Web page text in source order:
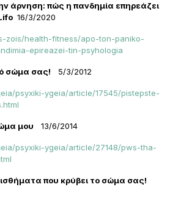
άρνηση: πώς η πανδημία επηρεάζει
16/3/2020
zois/health-fitness/apo-ton-paniko-
epireazei-tin-psyhologia
σώμα σας! 5/3/2012
psyxiki-ygeia/article/17545/pistepste-
μου 13/6/2014
psyxiki-ygeia/article/27148/pws-tha-
που κρύβει το σώμα σας!